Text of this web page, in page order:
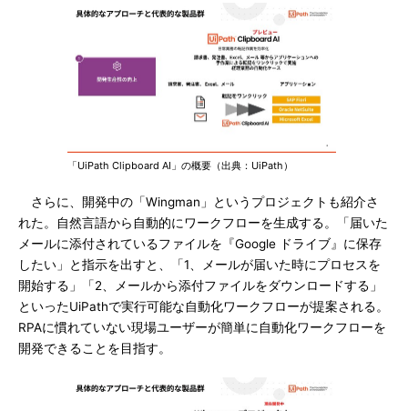
「UiPath Clipboard AI」の概要（出典：UiPath）
さらに、開発中の「Wingman」というプロジェクトも紹介さ
れた。自然言語から自動的にワークフローを生成する。「届いた
メールに添付されているファイルを『Google ドライブ』に保存
したい」と指示を出すと、「1、メールが届いた時にプロセスを
開始する」「2、メールから添付ファイルをダウンロードする」
といったUiPathで実行可能な自動化ワークフローが提案される。
RPAに慣れていない現場ユーザーが簡単に自動化ワークフローを
開発できることを目指す。